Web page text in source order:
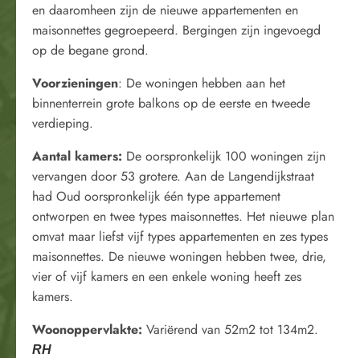
en daaromheen zijn de nieuwe appartementen en
maisonnettes gegroepeerd. Bergingen zijn ingevoegd
op de begane grond.
Voorzieningen: De woningen hebben aan het
binnenterrein grote balkons op de eerste en tweede
verdieping.
Aantal kamers: De oorspronkelijk 100 woningen zijn
vervangen door 53 grotere. Aan de Langendijkstraat
had Oud oorspronkelijk één type appartement
ontworpen en twee types maisonnettes. Het nieuwe plan
omvat maar liefst vijf types appartementen en zes types
maisonnettes. De nieuwe woningen hebben twee, drie,
vier of vijf kamers en een enkele woning heeft zes
kamers.
Woonoppervlakte: Variërend van 52m2 tot 134m2.
RH